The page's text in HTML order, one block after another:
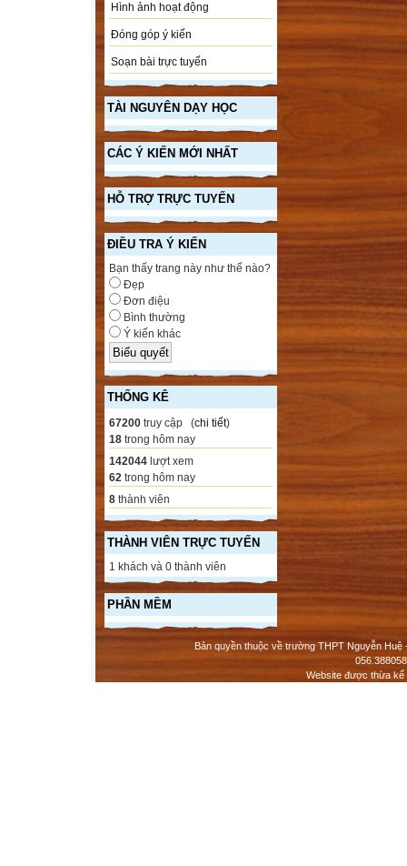
Hình ảnh hoạt động
Đóng góp ý kiến
Soạn bài trực tuyến
TÀI NGUYÊN DẠY HỌC
CÁC Ý KIẾN MỚI NHẤT
HỖ TRỢ TRỰC TUYẾN
ĐIỀU TRA Ý KIẾN
Bạn thấy trang này như thế nào?
Đẹp
Đơn điệu
Bình thường
Ý kiến khác
THỐNG KÊ
67200 truy cập (chi tiết)
18 trong hôm nay
142044 lượt xem
62 trong hôm nay
8 thành viên
THÀNH VIÊN TRỰC TUYẾN
1 khách và 0 thành viên
PHẦN MỀM
Bản quyền thuộc về trường THPT Nguyễn
Website được thừa